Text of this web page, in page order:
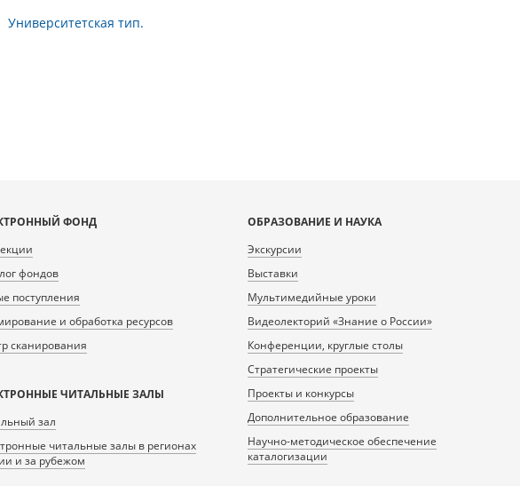
Университетская тип.
ФОНД
фондов
поступления
и обработка ресурсов
сканирования
ЧИТАЛЬНЫЕ ЗАЛЫ
зал
читальные залы в регионах
и за рубежом
ОБРАЗОВАНИЕ И НАУКА
Экскурсии
Выставки
Мультимедийные уроки
Видеолекторий «Знание о России»
Конференции, круглые столы
Стратегические проекты
Проекты и конкурсы
Дополнительное образование
Научно-методическое обеспечение
каталогизации